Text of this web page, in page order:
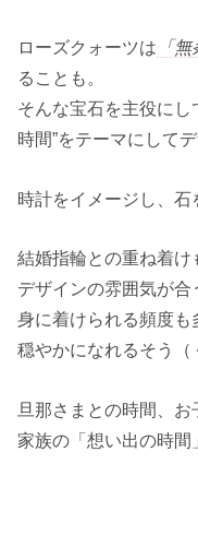
ローズクォーツは 「
ることも。
そんな宝石を主役にし
時間”をテーマにして
時計をイメージし、石
結婚指輪との重ね着
デザインの雰囲気が合
身に着けられる頻度
穏やかになれるそう（
旦那さまとの時間、
家族の「想い出の時間